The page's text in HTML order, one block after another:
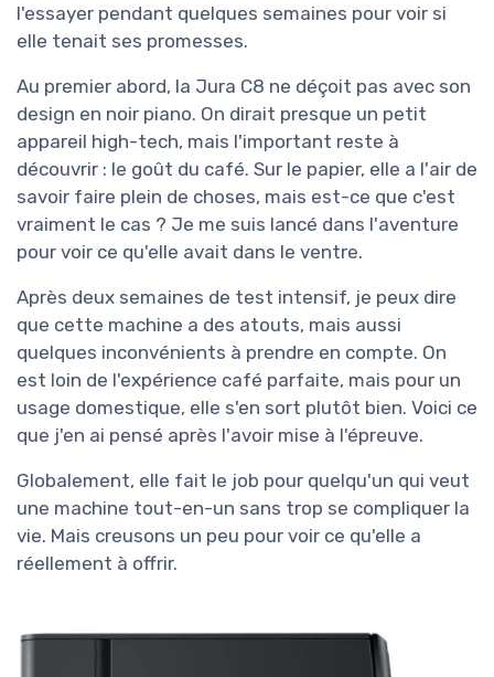
l'essayer pendant quelques semaines pour voir si
elle tenait ses promesses.
Au premier abord, la Jura C8 ne déçoit pas avec son
design en noir piano. On dirait presque un petit
appareil high-tech, mais l'important reste à
découvrir : le goût du café. Sur le papier, elle a l'air de
savoir faire plein de choses, mais est-ce que c'est
vraiment le cas ? Je me suis lancé dans l'aventure
pour voir ce qu'elle avait dans le ventre.
Après deux semaines de test intensif, je peux dire
que cette machine a des atouts, mais aussi
quelques inconvénients à prendre en compte. On
est loin de l'expérience café parfaite, mais pour un
usage domestique, elle s'en sort plutôt bien. Voici ce
que j'en ai pensé après l'avoir mise à l'épreuve.
Globalement, elle fait le job pour quelqu'un qui veut
une machine tout-en-un sans trop se compliquer la
vie. Mais creusons un peu pour voir ce qu'elle a
réellement à offrir.